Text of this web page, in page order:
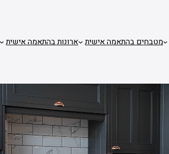
מטבחים בהתאמה אישית ארונות בהתאמה אישית